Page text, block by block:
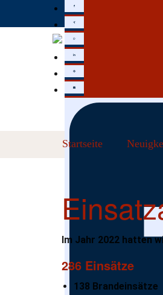
Startseite
Im Jahr 2022 hatten
286 Einsätze
138 Brandeinsätze